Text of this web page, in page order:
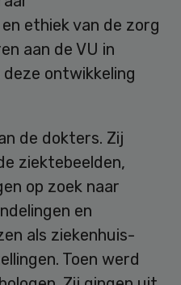
ethiek van de zorg
aan de VU in
ontwikkeling
de dokters. Zij
ziektebeelden,
op zoek naar
en
als ziekenhuis-
Toen werd